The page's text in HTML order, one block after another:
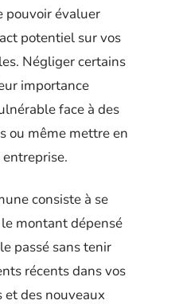
pouvoir évaluer
potentiel sur vos
Négliger certains
importance
face à des
ou même mettre en
consiste à se
montant dépensé
passé sans tenir
récents dans vos
et des nouveaux